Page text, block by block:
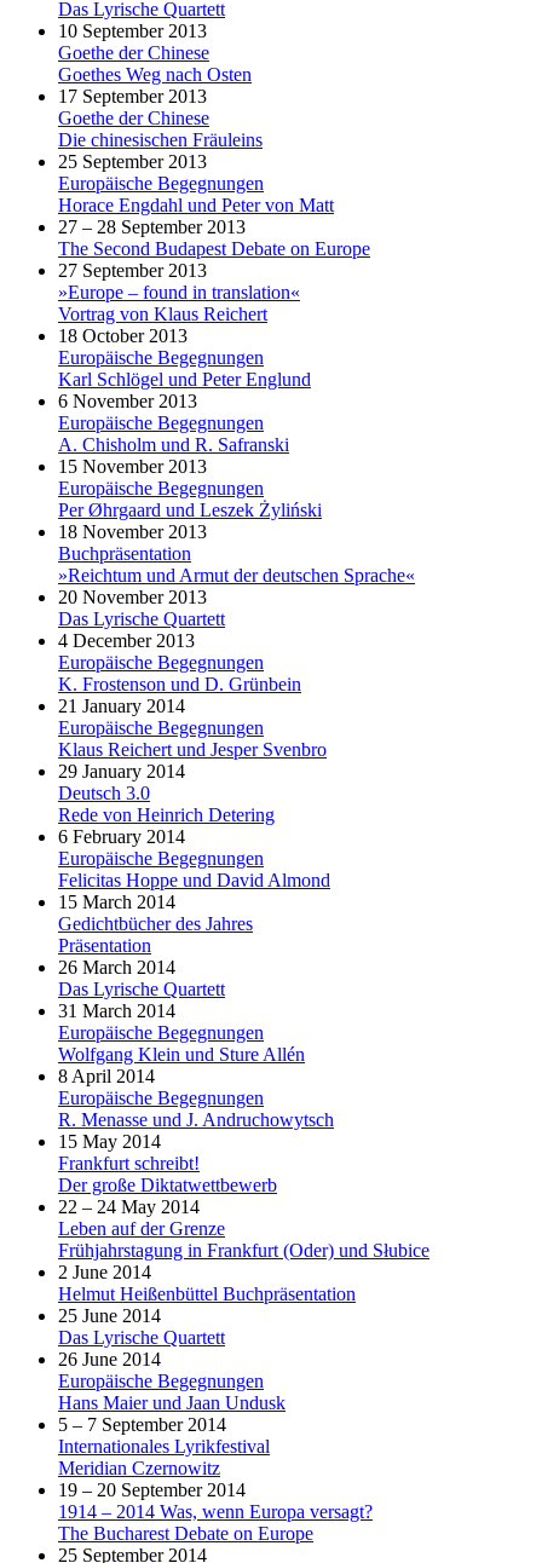
Das Lyrische Quartett
10 September 2013
Goethe der Chinese
Goethes Weg nach Osten
17 September 2013
Goethe der Chinese
Die chinesischen Fräuleins
25 September 2013
Europäische Begegnungen
Horace Engdahl und Peter von Matt
27 – 28 September 2013
The Second Budapest Debate on Europe
27 September 2013
»Europe – found in translation«
Vortrag von Klaus Reichert
18 October 2013
Europäische Begegnungen
Karl Schlögel und Peter Englund
6 November 2013
Europäische Begegnungen
A. Chisholm und R. Safranski
15 November 2013
Europäische Begegnungen
Per Øhrgaard und Leszek Żyliński
18 November 2013
Buchpräsentation
»Reichtum und Armut der deutschen Sprache«
20 November 2013
Das Lyrische Quartett
4 December 2013
Europäische Begegnungen
K. Frostenson und D. Grünbein
21 January 2014
Europäische Begegnungen
Klaus Reichert und Jesper Svenbro
29 January 2014
Deutsch 3.0
Rede von Heinrich Detering
6 February 2014
Europäische Begegnungen
Felicitas Hoppe und David Almond
15 March 2014
Gedichtbücher des Jahres
Präsentation
26 March 2014
Das Lyrische Quartett
31 March 2014
Europäische Begegnungen
Wolfgang Klein und Sture Allén
8 April 2014
Europäische Begegnungen
R. Menasse und J. Andruchowytsch
15 May 2014
Frankfurt schreibt!
Der große Diktatwettbewerb
22 – 24 May 2014
Leben auf der Grenze
Frühjahrstagung in Frankfurt (Oder) und Słubice
2 June 2014
Helmut Heißenbüttel Buchpräsentation
25 June 2014
Das Lyrische Quartett
26 June 2014
Europäische Begegnungen
Hans Maier und Jaan Undusk
5 – 7 September 2014
Internationales Lyrikfestival
Meridian Czernowitz
19 – 20 September 2014
1914 – 2014 Was, wenn Europa versagt?
The Bucharest Debate on Europe
25 September 2014